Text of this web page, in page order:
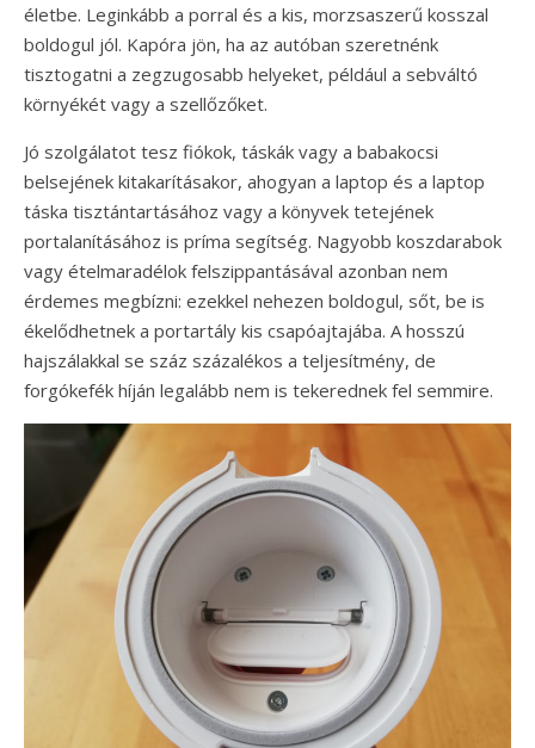
életbe. Leginkább a porral és a kis, morzsaszerű kosszal
boldogul jól. Kapóra jön, ha az autóban szeretnénk
tisztogatni a zegzugosabb helyeket, például a sebváltó
környékét vagy a szellőzőket.
Jó szolgálatot tesz fiókok, táskák vagy a babakocsi
belsejének kitakarításakor, ahogyan a laptop és a laptop
táska tisztántartásához vagy a könyvek tetejének
portalanításához is príma segítség. Nagyobb koszdarabok
vagy ételmaradélok felszippantásával azonban nem
érdemes megbízni: ezekkel nehezen boldogul, sőt, be is
ékelődhetnek a portartály kis csapóajtajába. A hosszú
hajszálakkal se száz százalékos a teljesítmény, de
forgókefék híján legalább nem is tekerednek fel semmire.